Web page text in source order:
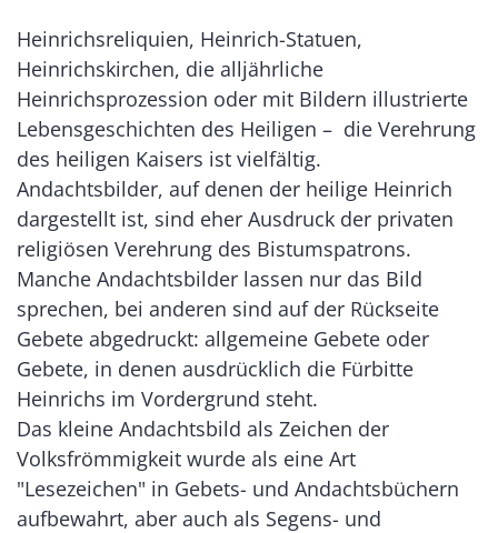
Heinrichsreliquien, Heinrich-Statuen,
Heinrichskirchen, die alljährliche
Heinrichsprozession oder mit Bildern illustrierte
Lebensgeschichten des Heiligen – die Verehrung
des heiligen Kaisers ist vielfältig.
Andachtsbilder, auf denen der heilige Heinrich
dargestellt ist, sind eher Ausdruck der privaten
religiösen Verehrung des Bistumspatrons.
Manche Andachtsbilder lassen nur das Bild
sprechen, bei anderen sind auf der Rückseite
Gebete abgedruckt: allgemeine Gebete oder
Gebete, in denen ausdrücklich die Fürbitte
Heinrichs im Vordergrund steht.
Das kleine Andachtsbild als Zeichen der
Volksfrömmigkeit wurde als eine Art
"Lesezeichen" in Gebets- und Andachtsbüchern
aufbewahrt, aber auch als Segens- und